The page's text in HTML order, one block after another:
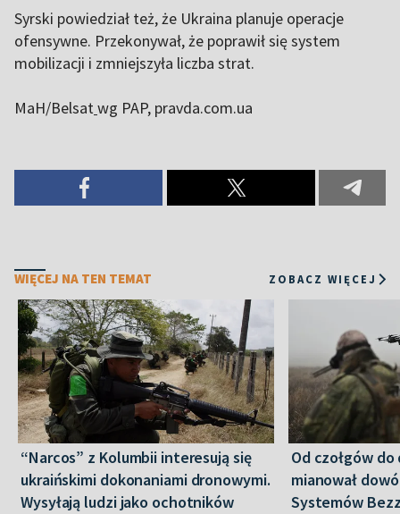
Syrski powiedział też, że Ukraina planuje operacje
ofensywne. Przekonywał, że poprawił się system
mobilizacji i zmniejszyła liczba strat.
MaH/Belsatwg PAP, pravda.com.ua
WIĘCEJ NA TEN TEMAT ZOBACZ WIĘCEJ
“Narcos” z Kolumbii interesują się
ukraińskimi dokonaniami dronowymi.
Wysyłają ludzi jako ochotników
Od czołgów
mianował
Systemów